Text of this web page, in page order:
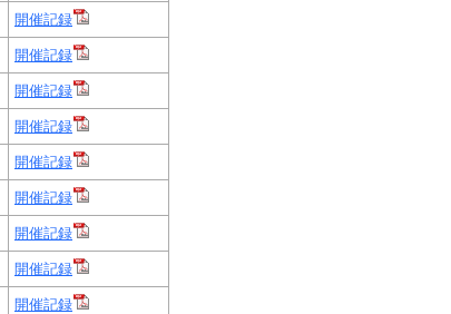
開催記録
開催記録
開催記録
開催記録
開催記録
開催記録
開催記録
開催記録
開催記録